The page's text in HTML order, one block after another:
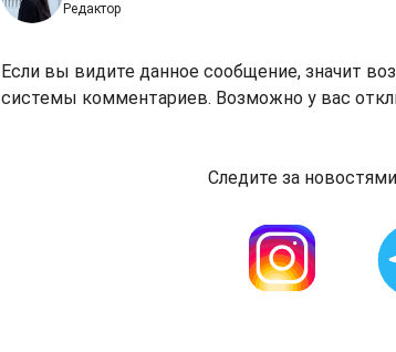
Редактор
Если вы видите данное сообщение, значит
системы комментариев. Возможно у вас
Следите за